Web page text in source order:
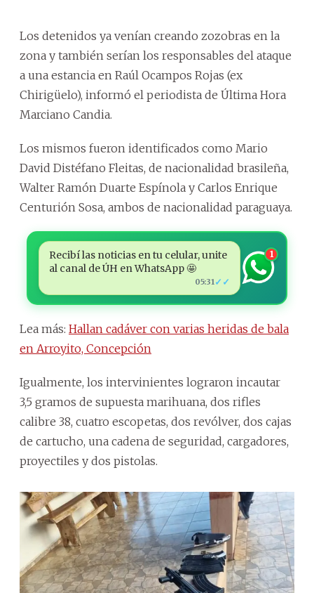
Los detenidos ya venían creando zozobras en la
zona y también serían los responsables del ataque
a una estancia en Raúl Ocampos Rojas (ex
Chirigüelo), informó el periodista de Última Hora
Marciano Candia.
Los mismos fueron identificados como Mario
David Distéfano Fleitas, de nacionalidad brasileña,
Walter Ramón Duarte Espínola y Carlos Enrique
Centurión Sosa, ambos de nacionalidad paraguaya.
Recibí las noticias en tu celular, unite
al canal de ÚH en WhatsApp 🤩
05:31 ✓✓
1
Lea más: Hallan cadáver con varias heridas de bala
en Arroyito, Concepción
Igualmente, los intervinientes lograron incautar
3,5 gramos de supuesta marihuana, dos rifles
calibre 38, cuatro escopetas, dos revólver, dos cajas
de cartucho, una cadena de seguridad, cargadores,
proyectiles y dos pistolas.